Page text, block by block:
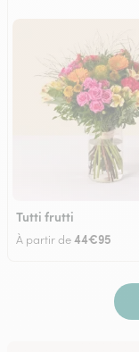
Tutti frutti
À partir de44€95